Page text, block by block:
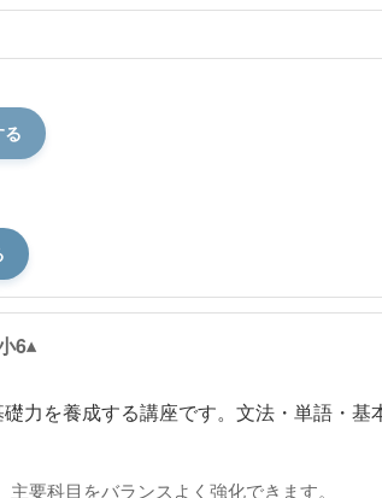
6
力を養成する講座です。文法・単語・
要科目をバランスよく強化できます。